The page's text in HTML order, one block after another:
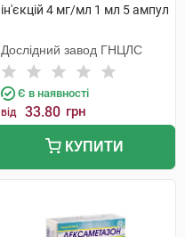
ін'єкцій 4 мг/мл 1 мл 5 ампул
Дослідний завод ГНЦЛС
Є в наявності
від 33.80 грн
КУПИТИ